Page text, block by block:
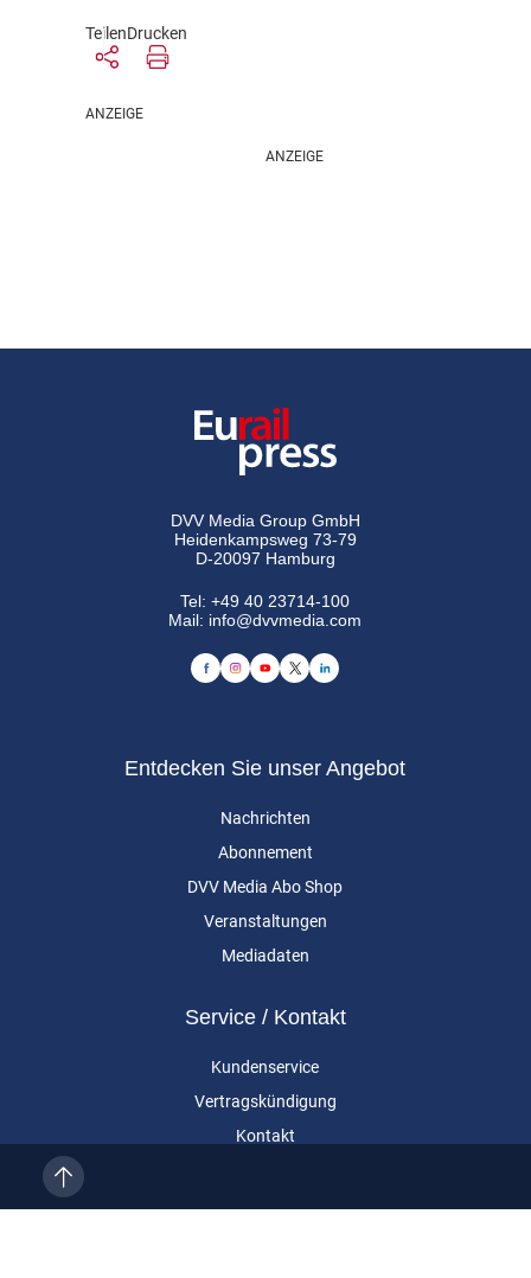
TeilenDrucken
DVV Media Group GmbH
Heidenkampsweg 73-79
D-20097 Hamburg
Tel:+49 40 23714-100
Mail: info@dvvmedia.com
Entdecken Sie unser Angebot
Nachrichten
Abonnement
DVV Media Abo Shop
Veranstaltungen
Mediadaten
Service / Kontakt
Kundenservice
Vertragskündigung
Kontakt